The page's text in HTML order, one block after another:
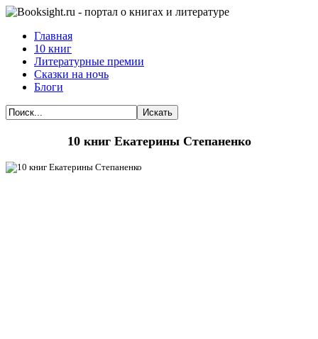
Главная
10 книг
Литературные премии
Сказки на ночь
Блоги
Искать
10 книг Екатерины Степаненко